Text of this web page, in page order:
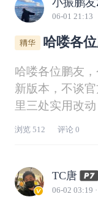
06-01 21:13
哈喽各
哈喽各位鹏友
新版本，不谈
里三处实用改
处改动，车道
道级地图画面
导
浏览 512 评论 0
TC唐
06-02 03:19